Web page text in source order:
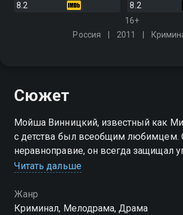
8.2
8.2
16+
Россия
2011
Сюжет
Мойша Винницкий, известный как
с детства был всеобщим любимцем.
неравноправие, он всегда защищал
мстил богачам. И теперь пришло
налётчиков
Читать дальше
Жанр
Криминал, Мелодрама, Драма